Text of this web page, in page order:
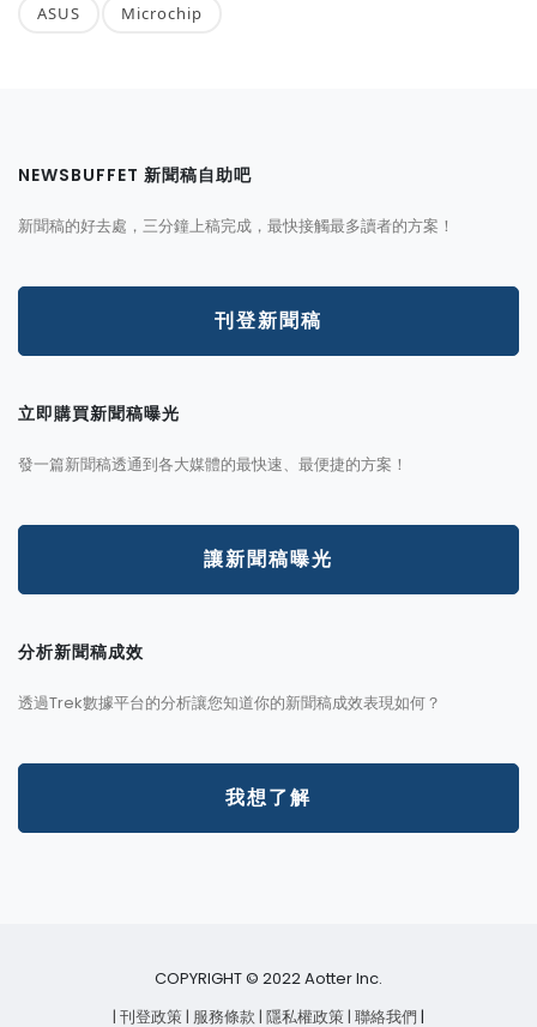
ASUS Microchip
NEWSBUFFET 新聞稿自助吧
新聞稿的好去處，三分鐘上稿完成，最快接觸最多讀者的方案！
刊登新聞稿
立即購買新聞稿曝光
發一篇新聞稿透通到各大媒體的最快速、最便捷的方案！
讓新聞稿曝光
分析新聞稿成效
透過Trek數據平台的分析讓您知道你的新聞稿成效表現如何？
我想了解
COPYRIGHT © 2022 Aotter Inc.
| 刊登政策| 服務條款 | 隱私權政策| 聯絡我們 |